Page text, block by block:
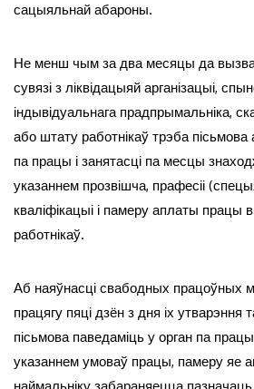
сацыяльнай абароны.
Не менш чым за два месяцы да
сувязі з ліквідацыяй арганізацыі,
індывідуальнага прадпрымальніка,
або штату работнікаў трэба
па працы і занятасці па месцы
указаннем прозвішча, прафесіі
кваліфікацыі і памеру аплаты працы
работнікаў.
Аб наяўнасці свабодных працоўных
працягу пяці дзён з дня іх утварэння
пісьмова паведаміць у орган па працы
указаннем умоваў працы, памеру яе